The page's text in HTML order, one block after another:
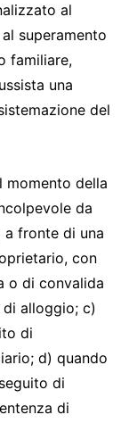
al
superamento
familiare,
una
del
momento della
da
a fronte di una
con
o di convalida
alloggio; c)
di
d) quando
di
di